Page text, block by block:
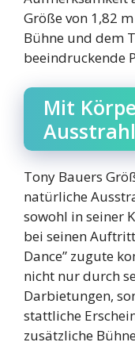
Größe von 1,82
Bühne und dem
beeindruckende
Mit
Tony Bauers
natürliche
sowohl in seiner
bei seinen
Dance” zugute
nicht nur durch
Darbietungen,
stattliche
zusätzliche